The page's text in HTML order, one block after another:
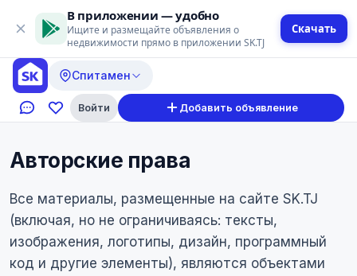
В приложении — удобно
Ищите и размещайте объявления о
недвижимости прямо в приложении SK.TJ
Скачать
Спитамен
Войти Добавить объявление
Авторские права
Все материалы, размещенные на сайте SK.TJ
(включая, но не ограничиваясь: тексты,
изображения, логотипы, дизайн, программный
код и другие элементы), являются объектами